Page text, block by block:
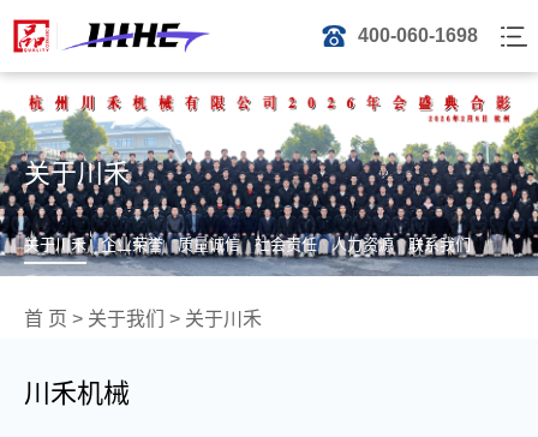
400-060-1698
关于川禾
关于川禾 企业荣誉 质量诚信 社会责任 人力资源 联系我们
首 页 > 关于我们 > 关于川禾
川禾机械